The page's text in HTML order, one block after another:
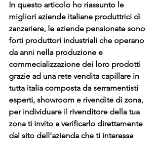
In questo articolo ho riassunto le
migliori aziende italiane produttrici di
zanzariere, le aziende pensionate sono
forti produttori industriali che operano
da anni nella produzione e
commecializzazione dei loro prodotti
grazie ad una rete vendita capillare in
tutta italia composta da serramentisti
esperti, showroom e rivendite di zona,
per individuare il rivenditore della tua
zona ti invito a verificarlo direttamente
dal sito dell'azienda che ti interessa